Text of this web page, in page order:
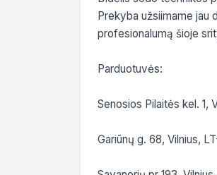
Prekyba užsiimame jau
profesionalumą šioje
Parduotuvės:
Senosios Pilaitės kel. 1,
Gariūnų g. 68, Vilnius,